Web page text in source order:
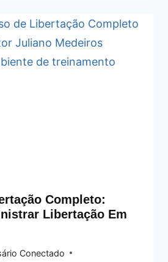
Completo:
Libertação Em
Conectado